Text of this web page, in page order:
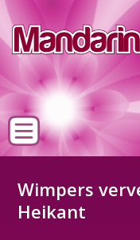
Wimpers
Heikant